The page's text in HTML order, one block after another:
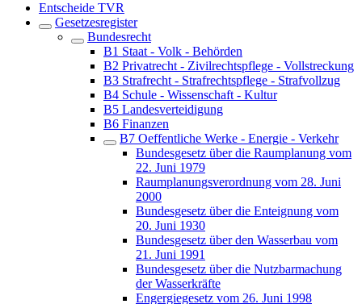
Entscheide TVR
Gesetzesregister
Bundesrecht
B1 Staat - Volk - Behörden
B2 Privatrecht - Zivilrechtspflege - Vollstreckung
B3 Strafrecht - Strafrechtspflege - Strafvollzug
B4 Schule - Wissenschaft - Kultur
B5 Landesverteidigung
B6 Finanzen
B7 Oeffentliche Werke - Energie - Verkehr
Bundesgesetz über die Raumplanung vom
22. Juni 1979
Raumplanungsverordnung vom 28. Juni
2000
Bundesgesetz über die Enteignung vom
20. Juni 1930
Bundesgesetz über den Wasserbau vom
21. Juni 1991
Bundesgesetz über die Nutzbarmachung
der Wasserkräfte
Engergiegesetz vom 26. Juni 1998